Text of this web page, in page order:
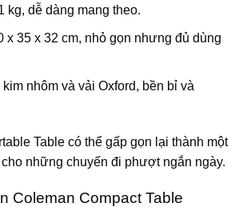
kg, dễ dàng mang theo.
x 35 x 32 cm, nhỏ gọn nhưng đủ dùng
kim nhôm và vải Oxford, bền bỉ và
Table có thể gấp gọn lại thành một
những chuyến đi phượt ngắn ngày.
Coleman Compact Table